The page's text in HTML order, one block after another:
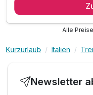
Frühstückskorb mit
hausgemachten
und Joghurt ist alles
andere tolle
gratis WLAN
Alle
Kurzurlaub Italien
Newsletter